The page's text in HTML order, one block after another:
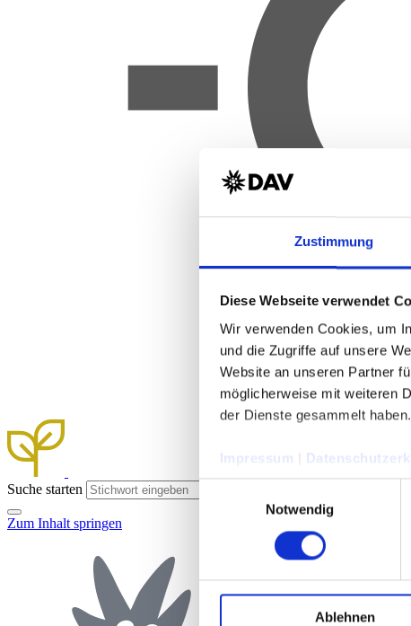
Zustimmung
Diese Webseite verwendet
Wir verwenden Cookies, um
und die Zugriffe auf unsere
Website an unseren Partner
möglicherweise mit weiteren
der Dienste gesammelt haben.
Impressum
Notwendig
Ablehnen
Suche starten
Zum Inhalt springen